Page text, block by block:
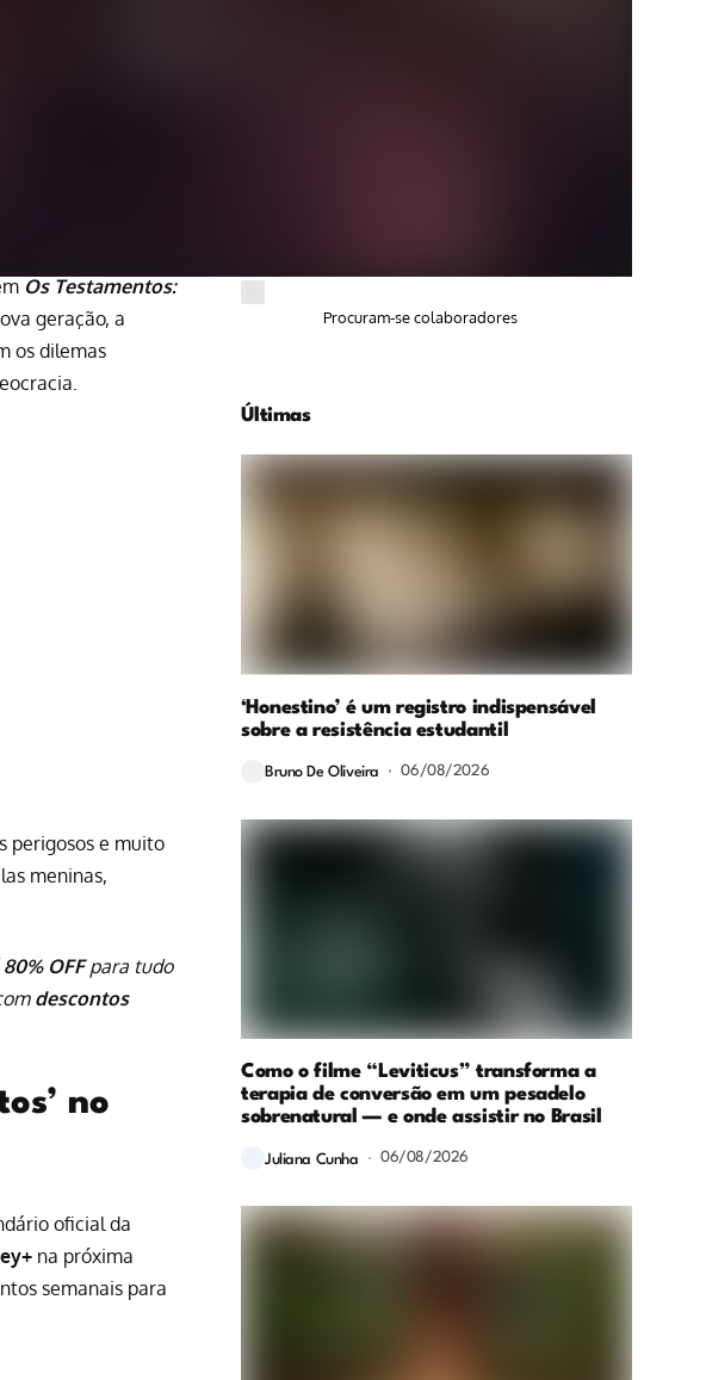
Os Testamentos:
geração, a
os dilemas
perigosos e muito
meninas,
OFFpara tudo
descontos
no
oficial da
na próxima
semanais para
Procuram-se colaboradores
Últimas
‘Honestino’ é um registro indispensável
sobre a resistência estudantil
Bruno De Oliveira 06/08/2026
Como o filme “Leviticus” transforma a
terapia de conversão em um pesadelo
sobrenatural — e onde assistir no Brasil
Juliana Cunha 06/08/2026